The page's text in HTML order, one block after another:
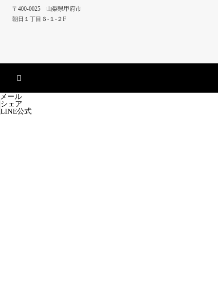
〒400-0025 山梨県甲府市
朝日１丁目６-１-２F
メール
シェア
LINE公式